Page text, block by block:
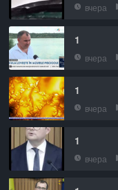
вчера
1
вчера
1
вчера
1
вчера